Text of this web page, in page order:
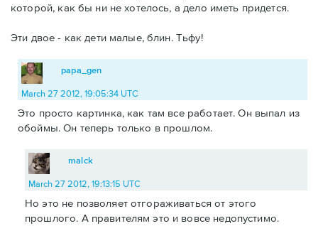
которой, как бы ни не хотелось, а дело иметь придется.
Эти двое - как дети малые, блин. Тьфу!
papa_gen
March 27 2012, 19:05:34 UTC
Это просто картинка, как там все работает. Он выпал из
обоймы. Он теперь только в прошлом.
malck
March 27 2012, 19:13:15 UTC
Но это не позволяет отгораживаться от этого
прошлого. А правителям это и вовсе недопустимо.